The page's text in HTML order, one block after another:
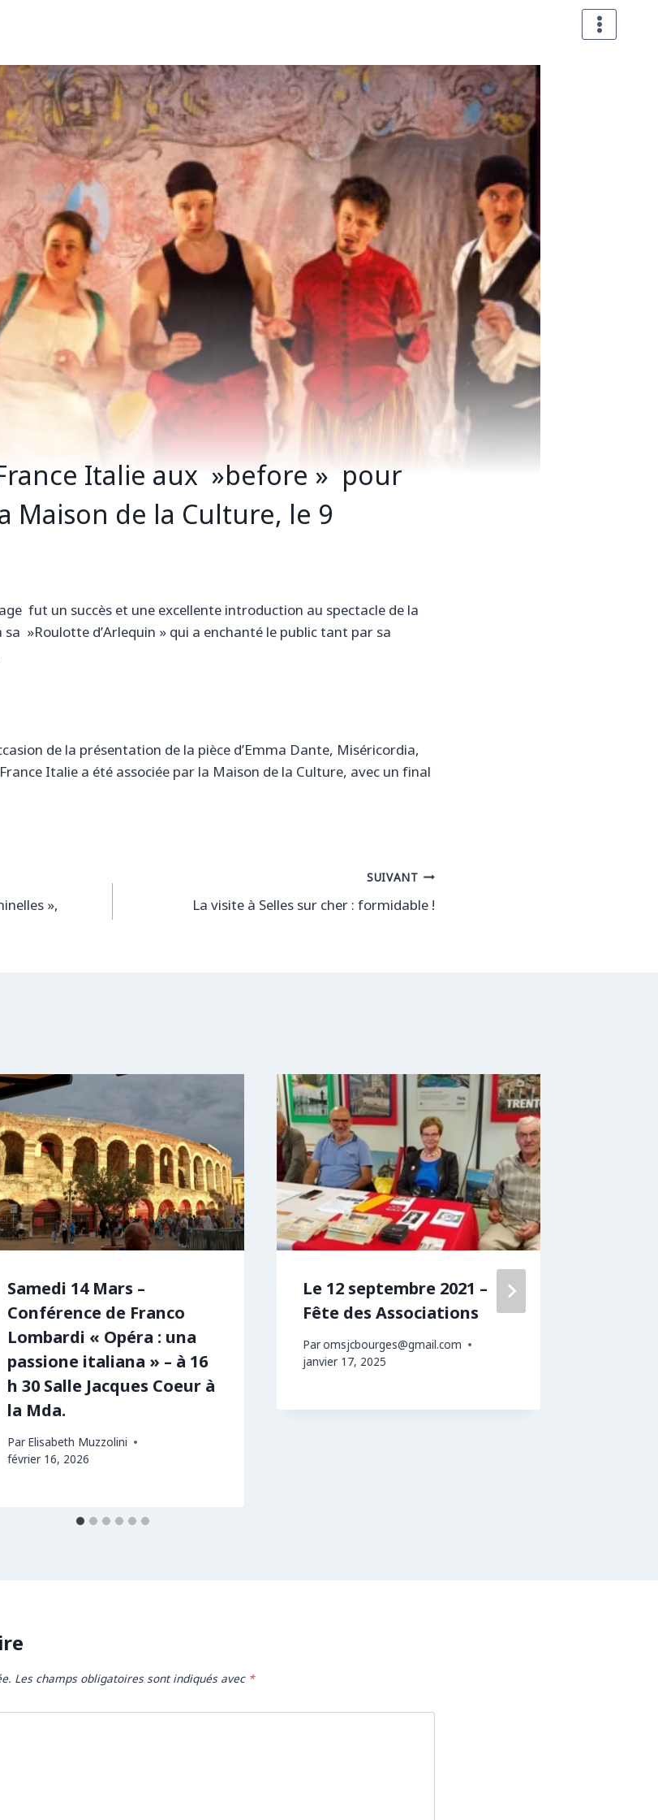
Italie aux »before » pour
Maison de la Culture, le 9
fut un succès et une excellente introduction au spectacle de la
»Roulotte d’Arlequin » qui a enchanté le public tant par sa
de la présentation de la pièce d’Emma Dante, Miséricordia,
Italie a été associée par la Maison de la Culture, avec un final
»,
SUIVANT
La visite à Selles sur cher : formidable !
Samedi 14 Mars –
Conférence de Franco
Lombardi « Opéra : una
passione italiana » – à 16
h 30 Salle Jacques Coeur à
la Mda.
Par Elisabeth Muzzolini
février 16, 2026
Le 12 septembre 2021 –
Fête des Associations
Paromsjcbourges@gmail.com
janvier 17, 2025
Les champs obligatoires sont indiqués avec *